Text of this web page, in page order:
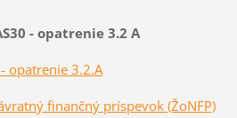
- opatrenie 3.2 A
opatrenie 3.2.A
finančný príspevok (ŽoNFP)